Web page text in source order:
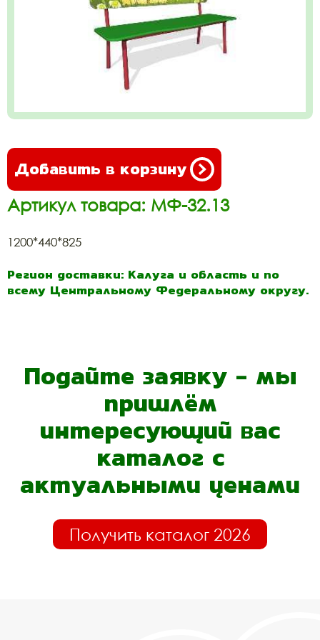
Добавить в корзину
Артикул товара: МФ-32.13
1200*440*825
Регион доставки: Калуга и область и по
всему Центральному Федеральному округу.
Подайте заявку - мы
пришлём
интересующий вас
каталог с
актуальными ценами
Получить каталог 2026